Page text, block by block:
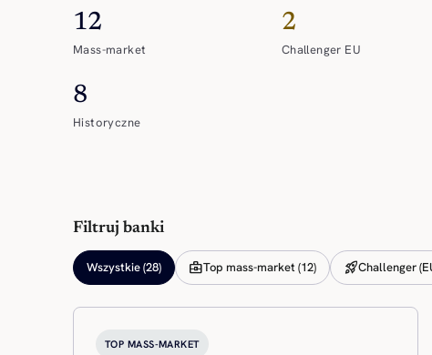
12
Mass-market
2
Challenger EU
8
Historyczne
Filtruj banki
Wszystkie (28) business_centerTop mass-market (12) rocket_launchChallenger
TOP MASS-MARKET